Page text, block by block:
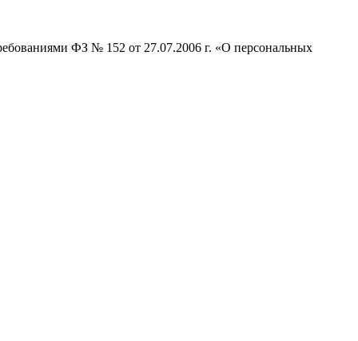
ФЗ № 152 от 27.07.2006 г. «О персональных